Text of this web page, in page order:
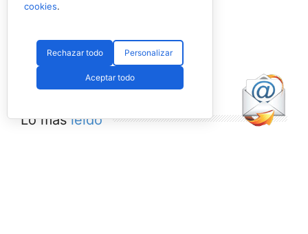
Lo másleído
cookies.
Rechazar todo Personalizar
Aceptar todo